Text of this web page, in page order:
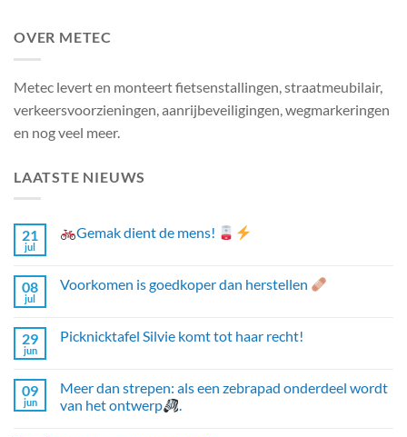
OVER METEC
Metec levert en monteert fietsenstallingen, straatmeubilair,
verkeersvoorzieningen, aanrijbeveiligingen, wegmarkeringen
en nog veel meer.
LAATSTE NIEUWS
21
jul
Gemak dient de mens!
08
jul
Voorkomen is goedkoper dan herstellen
29
jun
Picknicktafel Silvie komt tot haar recht!
09
jun
Meer dan strepen: als een zebrapad onderdeel wordt
van het ontwerp
.